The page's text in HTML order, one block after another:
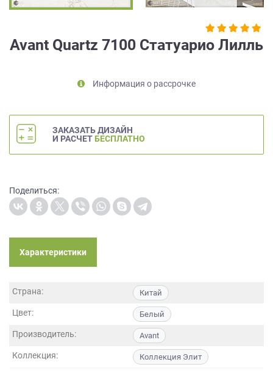
Avant Quartz 7100 Статуарио Лилль
Информация о рассрочке
ЗАКАЗАТЬ ДИЗАЙН
И РАСЧЕТ БЕСПЛАТНО
Поделиться:
Характеристики
Страна: Китай
Цвет: Белый
Производитель: Avant
Коллекция: Коллекция Элит
на
данных,
персональных
данных
порядке
Политики
обработки
персональных